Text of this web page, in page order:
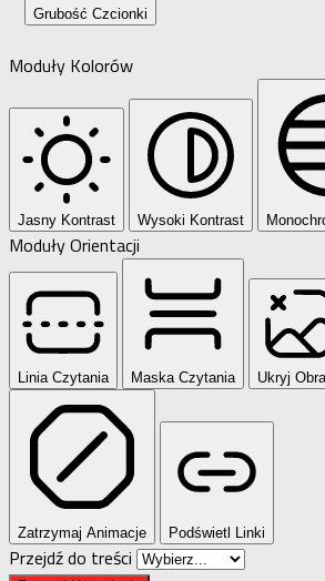
Grubość Czcionki
Moduły Kolorów
Jasny Kontrast Wysoki Kontrast
Moduły Orientacji
Linia Czytania Maska Czytania Ukryj
Zatrzymaj Animacje Podświetl Linki
Przejdź do treści